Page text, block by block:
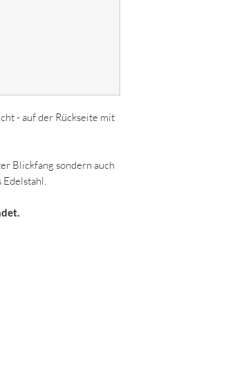
- auf der Rückseite mit
Blickfang sondern auch